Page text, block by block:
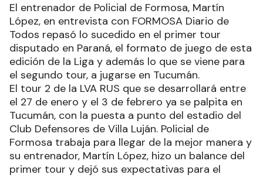
El entrenador de Policial de Formosa, Martín
López, en entrevista con FORMOSA Diario de
Todos repasó lo sucedido en el primer tour
disputado en Paraná, el formato de juego de esta
edición de la Liga y además lo que se viene para
el segundo tour, a jugarse en Tucumán.
El tour 2 de la LVA RUS que se desarrollará entre
el 27 de enero y el 3 de febrero ya se palpita en
Tucumán, con la puesta a punto del estadio del
Club Defensores de Villa Luján. Policial de
Formosa trabaja para llegar de la mejor manera y
su entrenador, Martín López, hizo un balance del
primer tour y dejó sus expectativas para el